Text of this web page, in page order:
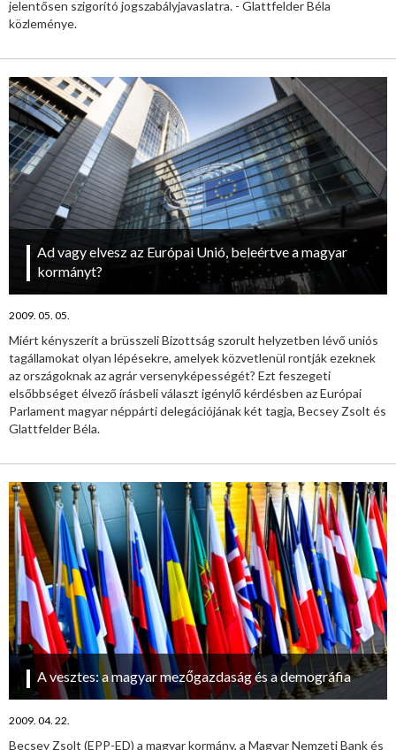
jelentősen szigorító jogszabályjavaslatra. - Glattfelder Béla
közleménye.
Ad vagy elvesz az Európai Unió, beleértve a magyar
kormányt?
2009. 05. 05.
Miért kényszerít a brüsszeli Bizottság szorult helyzetben lévő uniós
tagállamokat olyan lépésekre, amelyek közvetlenül rontják ezeknek
az országoknak az agrár versenyképességét? Ezt feszegeti
elsőbbséget élvező írásbeli választ igénylő kérdésben az Európai
Parlament magyar néppárti delegációjának két tagja, Becsey Zsolt és
Glattfelder Béla.
A vesztes: a magyar mezőgazdaság és a demográfia
2009. 04. 22.
Becsey Zsolt (EPP-ED) a magyar kormány, a Magyar Nemzeti Bank és